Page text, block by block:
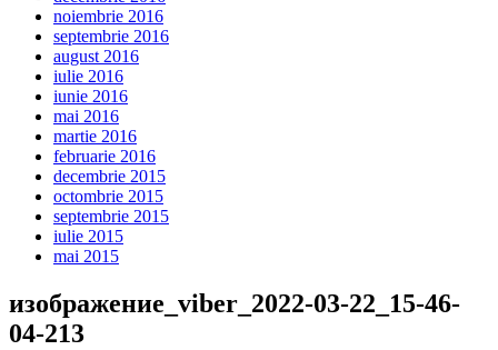
noiembrie 2016
septembrie 2016
august 2016
iulie 2016
iunie 2016
mai 2016
martie 2016
februarie 2016
decembrie 2015
octombrie 2015
septembrie 2015
iulie 2015
mai 2015
изображение_viber_2022-03-22_15-46-
04-213